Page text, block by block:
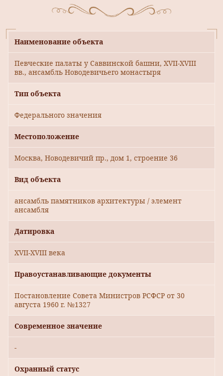
Наименование объекта
Певческие палаты у Саввинской башни, XVII-XVIII
вв., ансамбль Новодевичьего монастыря
Тип объекта
Федерального значения
Местоположение
Москва, Новодевичий пр., дом 1, строение 36
Вид объекта
ансамбль памятников архитектуры / элемент
ансамбля
Датировка
XVII-XVIII века
Правоустанавливающие документы
Постановление Совета Министров РСФСР от 30
августа 1960 г. №1327
Современное значение
-
Охранный статус